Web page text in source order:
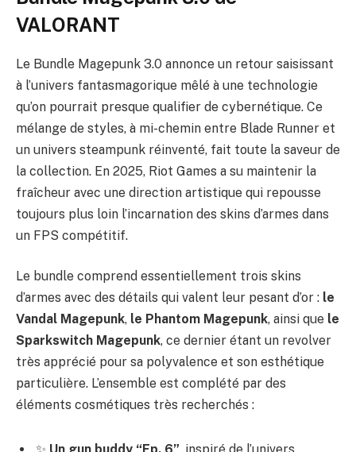
VALORANT
Le Bundle Magepunk 3.0 annonce un retour saisissant
à l’univers fantasmagorique mêlé à une technologie
qu’on pourrait presque qualifier de cybernétique. Ce
mélange de styles, à mi-chemin entre Blade Runner et
un univers steampunk réinventé, fait toute la saveur de
la collection. En 2025, Riot Games a su maintenir la
fraîcheur avec une direction artistique qui repousse
toujours plus loin l’incarnation des skins d’armes dans
un FPS compétitif.
Le bundle comprend essentiellement trois skins
d’armes avec des détails qui valent leur pesant d’or : le
Vandal Magepunk, le Phantom Magepunk, ainsi que le
Sparkswitch Magepunk, ce dernier étant un revolver
très apprécié pour sa polyvalence et son esthétique
particulière. L’ensemble est complété par des
éléments cosmétiques très recherchés :